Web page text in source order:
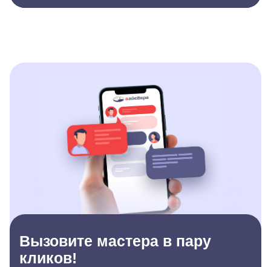
Вызовите мастера в пару
кликов!